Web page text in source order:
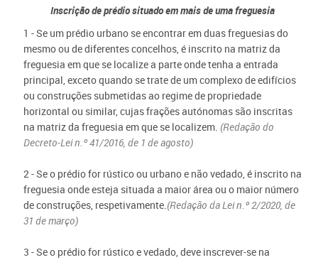
Inscrição de prédio situado em mais de uma freguesia
1 - Se um prédio urbano se encontrar em duas freguesias do
mesmo ou de diferentes concelhos, é inscrito na matriz da
freguesia em que se localize a parte onde tenha a entrada
principal, exceto quando se trate de um complexo de edifícios
ou construções submetidas ao regime de propriedade
horizontal ou similar, cujas frações autónomas são inscritas
na matriz da freguesia em que se localizem. (Redação do
Decreto-Lei n.º 41/2016, de 1 de agosto)
2 - Se o prédio for rústico ou urbano e não vedado, é inscrito na
freguesia onde esteja situada a maior área ou o maior número
de construções, respetivamente.(Redação da Lei n.º 2/2020, de
31 de março)
3 - Se o prédio for rústico e vedado, deve inscrever-se na